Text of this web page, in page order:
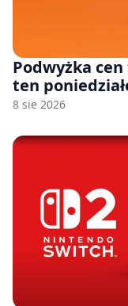
Podwyżka
ten
8 sie 2026